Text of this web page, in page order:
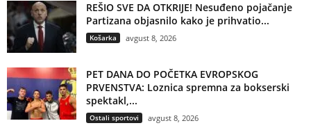
REŠIO SVE DA OTKRIJE! Nesuđeno pojačanje
Partizana objasnilo kako je prihvatio...
Košarka avgust 8, 2026
PET DANA DO POČETKA EVROPSKOG
PRVENSTVA: Loznica spremna za bokserski
spektakl,...
Ostali sportovi avgust 8, 2026